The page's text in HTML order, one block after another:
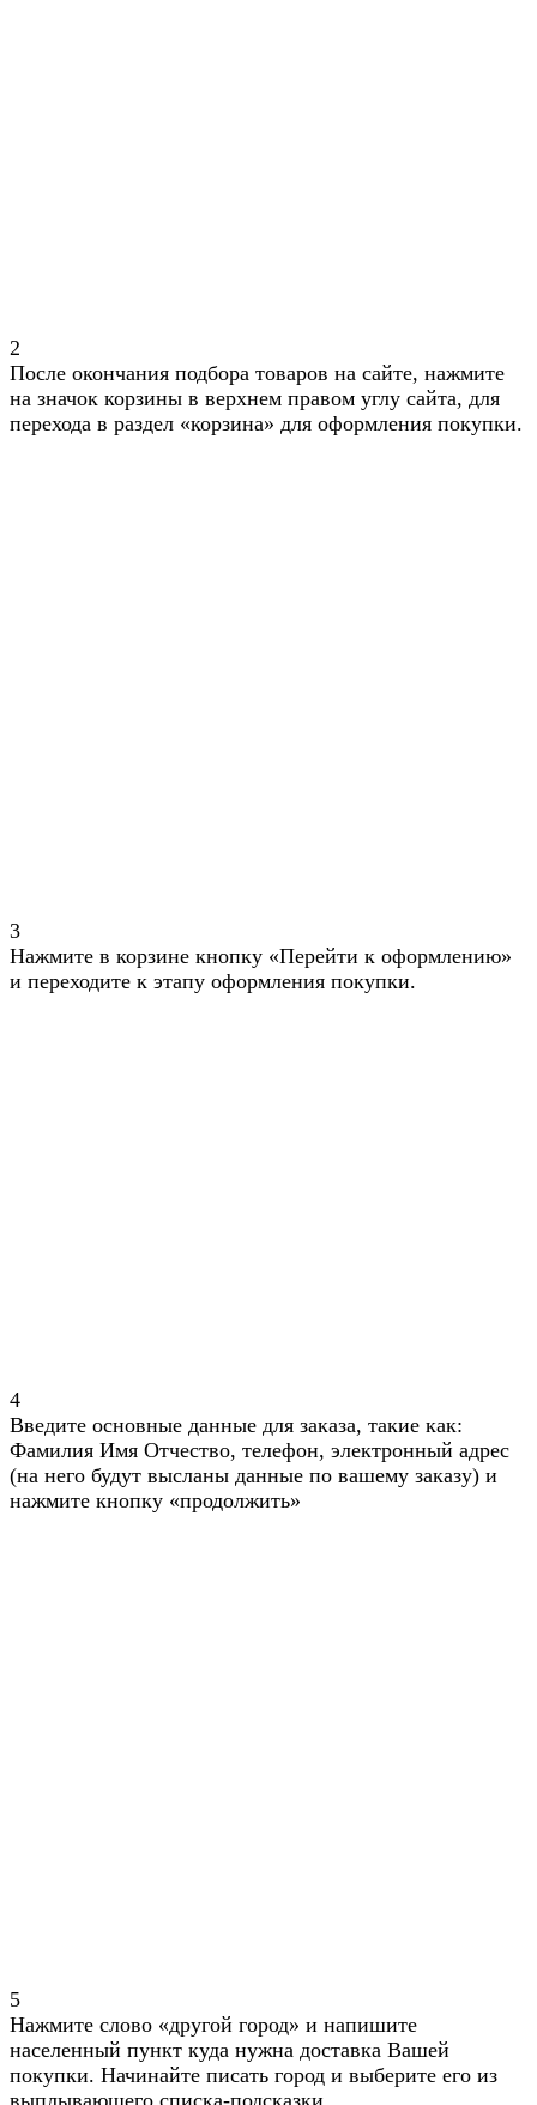
2
После окончания подбора товаров на сайте, нажмите
на значок корзины в верхнем правом углу сайта, для
перехода в раздел «корзина» для оформления покупки.
3
Нажмите в корзине кнопку «Перейти к оформлению»
и переходите к этапу оформления покупки.
4
Введите основные данные для заказа, такие как:
Фамилия Имя Отчество, телефон, электронный адрес
(на него будут высланы данные по вашему заказу) и
нажмите кнопку «продолжить»
5
Нажмите слово «другой город» и напишите
населенный пункт куда нужна доставка Вашей
покупки. Начинайте писать город и выберите его из